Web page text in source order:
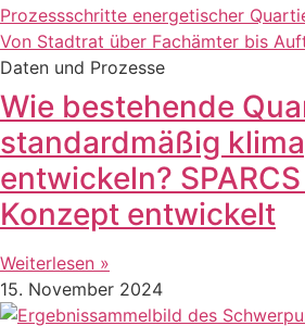
Daten und Prozesse
Wie bestehende
standardmäßig
entwickeln?
Konzept entwickelt
Weiterlesen »
15. November 2024